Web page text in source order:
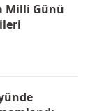
Milli Günü